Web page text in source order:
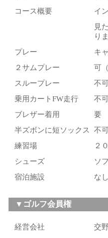
verification popup
コース概要
イ
見
り
プレー
キ
２サムプレー
可
スループレー
不
乗用カートFW走行
不
ブレザー着用
要
半ズボンに短ソックス
不
練習場
２
シューズ
ソ
宿泊施設
な
▼ゴルフ会員権
経営会社
交